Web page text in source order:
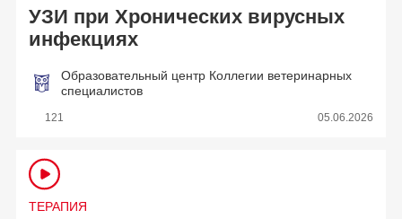
УЗИ при Хронических вирусных
инфекциях
Образовательный центр Коллегии ветеринарных
специалистов
121 05.06.2026
ТЕРАПИЯ